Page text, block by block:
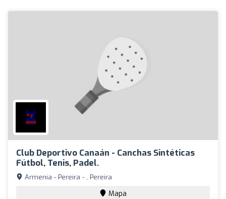
Club Deportivo Canaán - Canchas Sintéticas
Fútbol, Tenis, Padel.
Armenia - Pereira - , Pereira
Mapa